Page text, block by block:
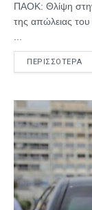
ΠΑΟΚ: Θλίψη
της απώλειας
ΠΕΡΙΣΣΟΤΕΡΑ